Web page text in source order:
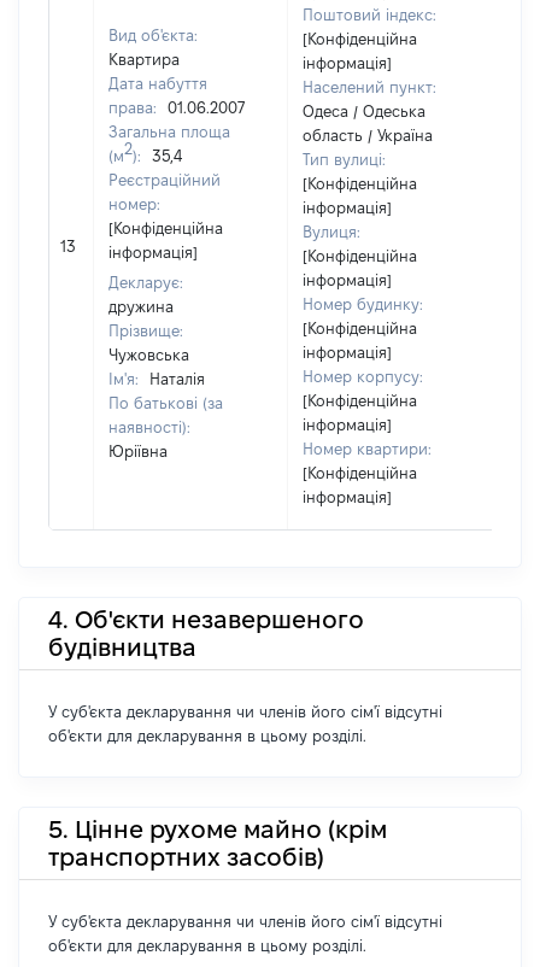
13
Вид об'єкта:
Квартира
Дата набуття
права:
01.06.2007
Загальна площа
(м2):
35,4
Реєстраційний
номер:
[Конфіденційна
інформація]
Декларує:
дружина
Прізвище:
Чужовська
Ім'я:
Наталія
По батькові (за
наявності):
Юріївна
Поштовий індекс:
[Конфіденційна
інформація]
Населений пункт:
Одеса / Одеська
область / Україна
Тип вулиці:
[Конфіденційна
інформація]
Вулиця:
[Конфіденційна
інформація]
Номер будинку:
[Конфіденційна
інформація]
Номер корпусу:
[Конфіденційна
інформація]
Номер квартири:
[Конфіденційна
інформація]
4. Об'єкти незавершеного
будівництва
У суб'єкта декларування чи членів його сім'ї відсутні
об'єкти для декларування в цьому розділі.
5. Цінне рухоме майно (крім
транспортних засобів)
У суб'єкта декларування чи членів його сім'ї відсутні
об'єкти для декларування в цьому розділі.